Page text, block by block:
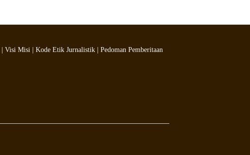
Visi Misi Kode Etik Jurnalistik
Pedoman Pemberitaan